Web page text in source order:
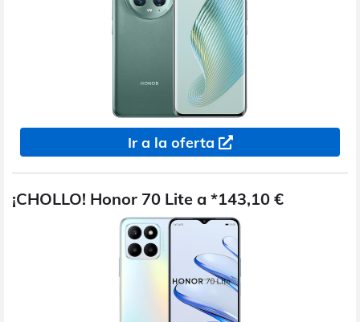
Ir a la oferta
¡CHOLLO! Honor 70 Lite a *143,10 €